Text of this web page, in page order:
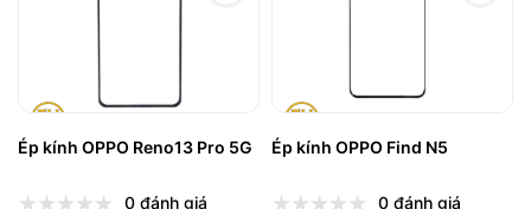
Ép kính OPPO Reno13 Pro 5G
0 đánh giá
Ép kính OPPO Find N5
0 đánh giá